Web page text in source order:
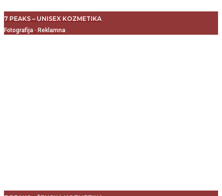
7 PEAKS – UNISEX KOZMETIKA
Fotografija · Reklamna